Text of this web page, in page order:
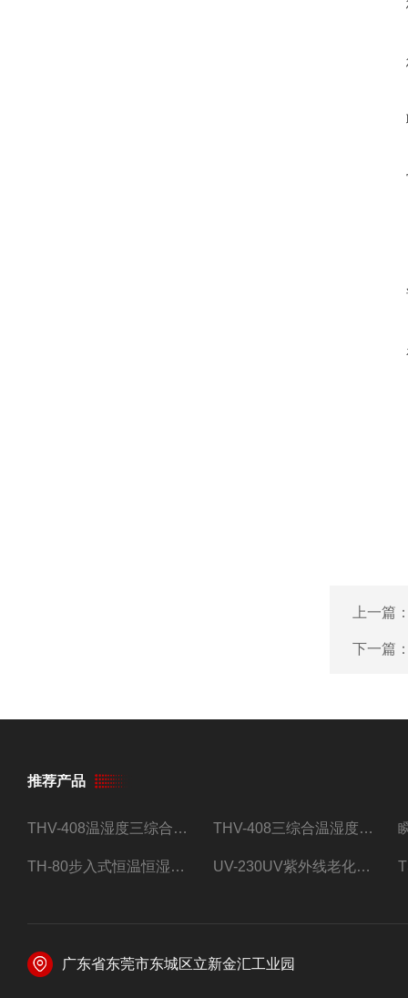
上一篇
下一篇
推荐产品
THV-408温湿度三综合试验箱 THV-408三综合温湿度振动试验箱
TH-80步入式恒温恒湿试验房 UV-230UV紫外线老化试验箱
广东省东莞市东城区立新金汇工业园